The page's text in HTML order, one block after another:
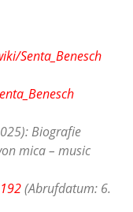
Senta_Benesch
Biografie
mica – music
(Abrufdatum: 6.